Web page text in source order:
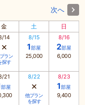
次へ
金 土 日
14
×
ラン
探す
8/15
1部屋
25,000
8/16
2部屋
6,000
21
部屋
8/22
×
他プラン
を探す
8/23
1部屋
9,400